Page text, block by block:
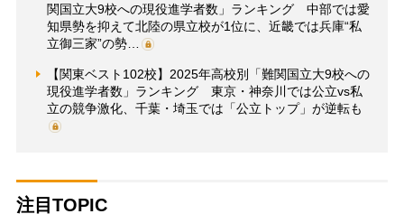
関国立大9校への現役進学者数」ランキング 中部では愛
知県勢を抑えて北陸の県立校が1位に、近畿では兵庫“私
立御三家”の勢…
【関東ベスト102校】2025年高校別「難関国立大9校への
現役進学者数」ランキング 東京・神奈川では公立vs私
立の競争激化、千葉・埼玉では「公立トップ」が逆転も
注目TOPIC